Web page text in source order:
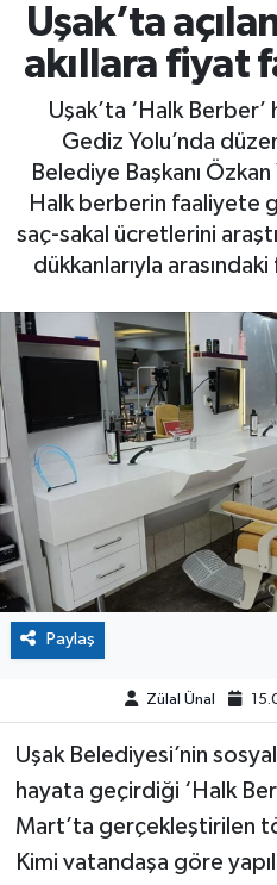
Uşak’ta
akıllara fiyat
Uşak’ta ‘Halk
Gediz Yolu’nda
Belediye Başkanı Özkan
Halk berberin faaliyete
saç-sakal ücretlerini
dükkanlarıyla arasındaki
Paylaş
Zülal Ünal
Uşak Belediyesi’nin
hayata geçirdiği ‘Halk
Mart’ta gerçekleştirilen
Kimi vatandaşa göre
Son Dakika Haberleri
Haber Arşivi